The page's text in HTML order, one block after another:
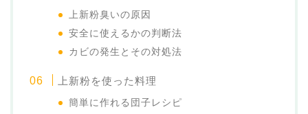
上新粉臭いの原因
安全に使えるかの判断法
カビの発生とその対処法
上新粉を使った料理
簡単に作れる団子レシピ